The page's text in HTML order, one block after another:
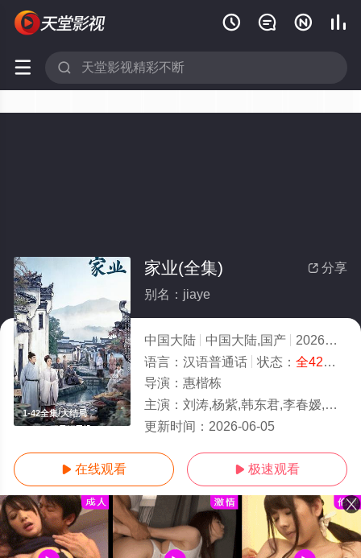
   
 
1-42全集/大结局
 分享
家业(全集)
别名：jiaye
中国大陆 中国大陆,国产 2026
10.0
语言： 汉语普通话 状态： 全42集
导演： 惠楷栋
主演： 刘涛,杨紫,韩东君,李春嫒,徐百慧,周知,曹磊,王文绮,杨斯,田小洁,李泓良,李洪涛,付嘉,吴冕,李宝安,富大龙,张喜前,洪洋,朱辉,刘凯,
更新时间： 2026-06-05
 在线观看  极速观看